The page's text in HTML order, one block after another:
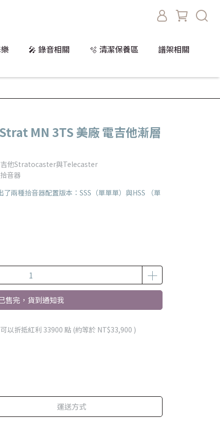
🎤 錄音相關 🫧 清潔保養區 譜架相關
MN 3TS 美廠 電吉他漸層
吉他Stratocaster與Telecaster
音器
兩種拾音器配置版本：SSS（單單單）與HSS （單
售完，貨到通知我
以折抵紅利 33900 點 (約等於 NT$33,900 )
運送方式